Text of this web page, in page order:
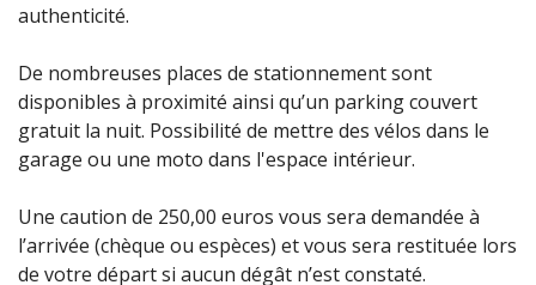
authenticité.
De nombreuses places de stationnement sont
disponibles à proximité ainsi qu’un parking couvert
gratuit la nuit. Possibilité de mettre des vélos dans le
garage ou une moto dans l'espace intérieur.
Une caution de 250,00 euros vous sera demandée à
l’arrivée (chèque ou espèces) et vous sera restituée lors
de votre départ si aucun dégât n’est constaté.